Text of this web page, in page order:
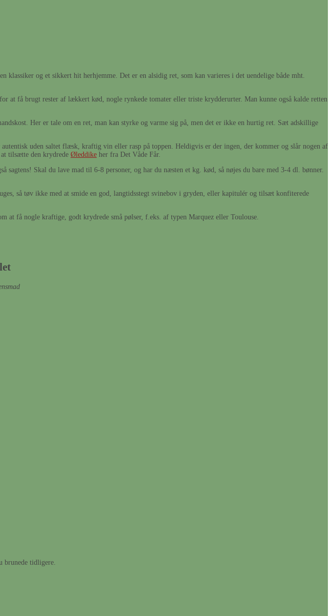
klassiker og et sikkert hit herhjemme. Det er en alsidig ret, som kan varieres i det uendelige både mht.
at få brugt rester af lækkert kød, nogle rynkede tomater eller triste krydderurter. Man kunne også kalde retten
Her er tale om en ret, man kan styrke og varme sig på, men det er ikke en hurtig ret. Sæt adskillige
uden saltet flæsk, kraftig vin eller rasp på toppen. Heldigvis er der ingen, der kommer og slår nogen af
tilsætte den krydrede Øleddike her fra Det Våde Får.
Skal du lave mad til 6-8 personer, og har du næsten et kg. kød, så nøjes du bare med 3-4 dl. bønner.
så tøv ikke med at smide en god, langtidsstegt svinebov i gryden, eller kapitulér og tilsæt konfiterede
at få nogle kraftige, godt krydrede små pølser, f.eks. af typen Marquez eller Toulouse.
tidligere.